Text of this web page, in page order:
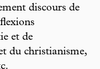
discours de
et de
du christianisme,